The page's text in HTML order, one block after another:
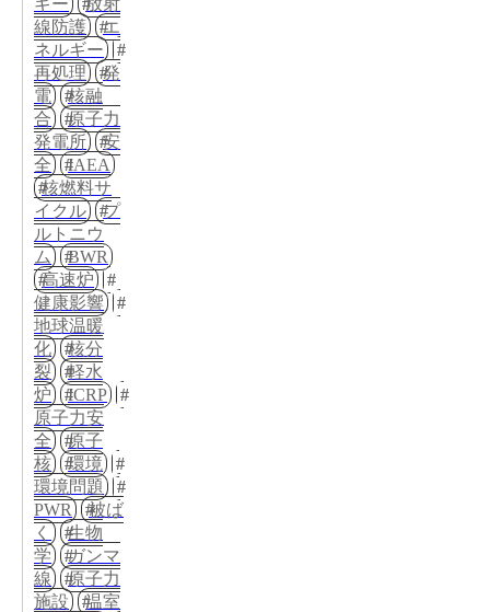
線防護
エ
ネルギー
再処理
発
電
核融
合
原子力
発電所
安
全
IAEA
核燃料サ
イクル
プ
ルトニウ
ム
BWR
高速炉
健康影響
地球温暖
化
核分
裂
軽水
炉
ICRP
原子力安
全
原子
核
環境
環境問題
PWR
被ば
く
生物
学
ガンマ
線
原子力
施設
温室